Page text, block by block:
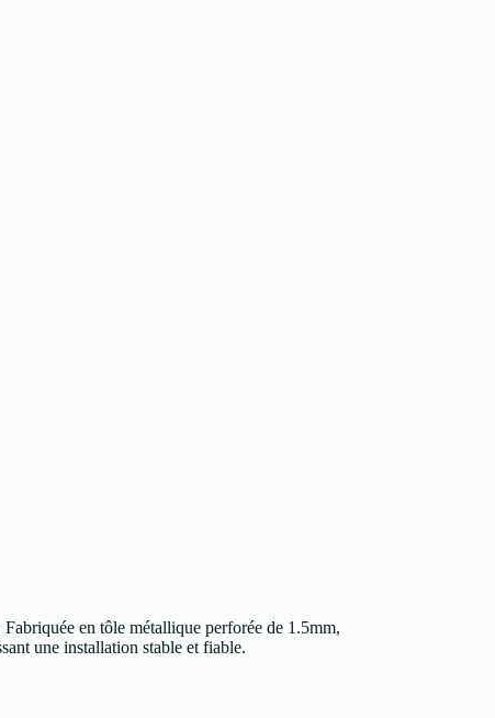
en tôle métallique perforée de 1.5mm,
une installation stable et fiable.